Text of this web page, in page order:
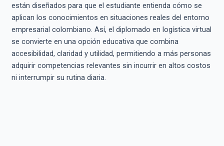
están diseñados para que el estudiante entienda cómo se
aplican los conocimientos en situaciones reales del entorno
empresarial colombiano. Así, el diplomado en logística virtual
se convierte en una opción educativa que combina
accesibilidad, claridad y utilidad, permitiendo a más personas
adquirir competencias relevantes sin incurrir en altos costos
ni interrumpir su rutina diaria.